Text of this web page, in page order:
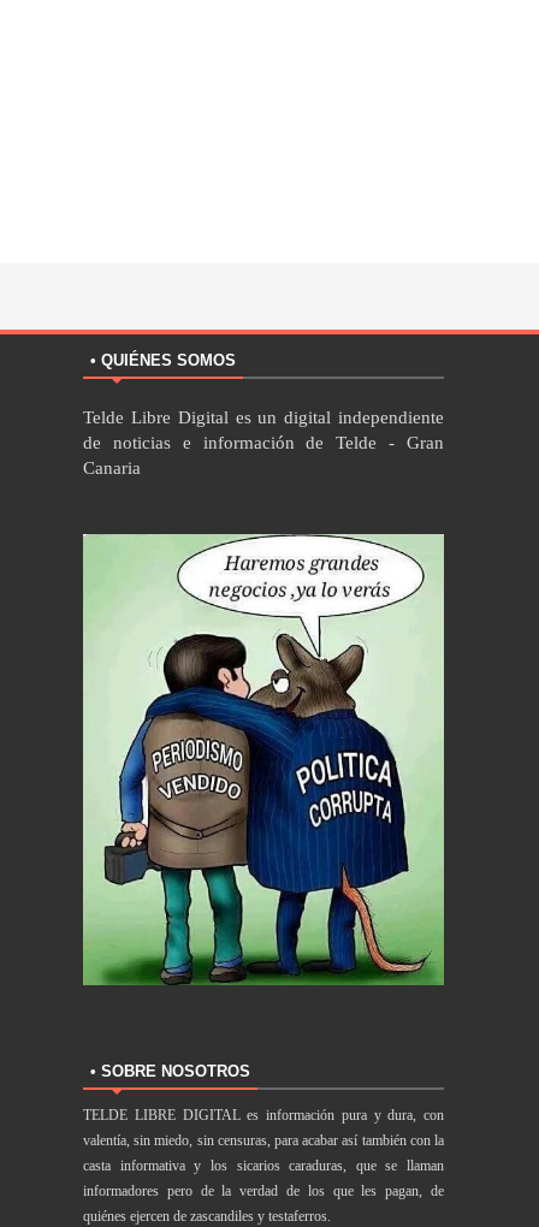
• QUIÉNES SOMOS
Telde Libre Digital es un digital independiente
de noticias e información de Telde - Gran
Canaria
• SOBRE NOSOTROS
TELDE LIBRE DIGITAL es información pura y dura, con
valentía, sin miedo, sin censuras, para acabar así también con la
casta informativa y los sicarios caraduras, que se llaman
informadores pero de la verdad de los que les pagan, de
quiénes ejercen de zascandiles y testaferros.